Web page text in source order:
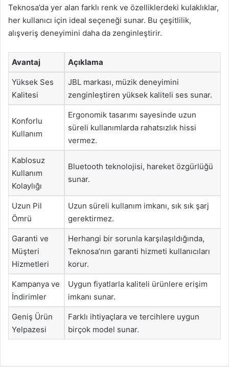
Teknosa’da yer alan farklı renk ve özelliklerdeki kulaklıklar,
her kullanıcı için ideal seçeneği sunar. Bu çeşitlilik,
alışveriş deneyimini daha da zenginleştirir.
Avantaj Açıklama
Yüksek Ses
Kalitesi
JBL markası, müzik deneyimini
zenginleştiren yüksek kaliteli ses sunar.
Konforlu
Kullanım
Ergonomik tasarımı sayesinde uzun
süreli kullanımlarda rahatsızlık hissi
vermez.
Kablosuz
Kullanım
Kolaylığı
Bluetooth teknolojisi, hareket özgürlüğü
sunar.
Uzun Pil
Ömrü
Uzun süreli kullanım imkanı, sık sık şarj
gerektirmez.
Garanti ve
Müşteri
Hizmetleri
Herhangi bir sorunla karşılaşıldığında,
Teknosa’nın garanti hizmeti kullanıcıları
korur.
Kampanya ve
İndirimler
Uygun fiyatlarla kaliteli ürünlere erişim
imkanı sunar.
Geniş Ürün
Yelpazesi
Farklı ihtiyaçlara ve tercihlere uygun
birçok model sunar.